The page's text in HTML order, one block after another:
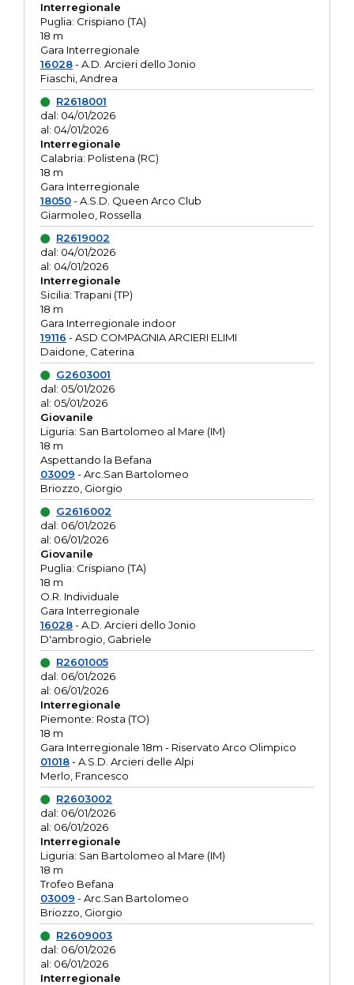
Interregionale
Puglia: Crispiano (TA)
18 m
Gara Interregionale
16028- A.D. Arcieri dello Jonio
Fiaschi, Andrea
R2618001
dal: 04/01/2026
al: 04/01/2026
Interregionale
Calabria: Polistena (RC)
18 m
Gara Interregionale
18050- A.S.D. Queen Arco Club
Giarmoleo, Rossella
R2619002
dal: 04/01/2026
al: 04/01/2026
Interregionale
Sicilia: Trapani (TP)
18 m
Gara Interregionale indoor
19116 - ASD COMPAGNIA ARCIERI ELIMI
Daidone, Caterina
G2603001
dal: 05/01/2026
al: 05/01/2026
Giovanile
Liguria: San Bartolomeo al Mare (IM)
18 m
Aspettando la Befana
03009 - Arc.San Bartolomeo
Briozzo, Giorgio
G2616002
dal: 06/01/2026
al: 06/01/2026
Giovanile
Puglia: Crispiano (TA)
18 m
O.R. Individuale
Gara Interregionale
16028- A.D. Arcieri dello Jonio
D'ambrogio, Gabriele
R2601005
dal: 06/01/2026
al: 06/01/2026
Interregionale
Piemonte: Rosta (TO)
18 m
Gara Interregionale 18m - Riservato Arco Olimpico
01018- A.S.D. Arcieri delle Alpi
Merlo, Francesco
R2603002
dal: 06/01/2026
al: 06/01/2026
Interregionale
Liguria: San Bartolomeo al Mare (IM)
18 m
Trofeo Befana
03009 - Arc.San Bartolomeo
Briozzo, Giorgio
R2609003
dal: 06/01/2026
al: 06/01/2026
Interregionale